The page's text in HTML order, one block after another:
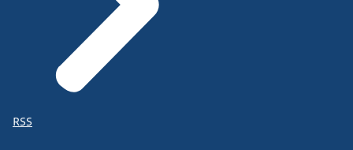
RSS